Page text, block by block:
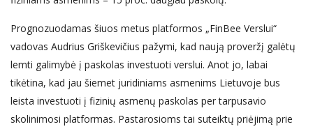
Prognozuodamas šiuos metus platformos „FinBee Verslui“
vadovas Audrius Griškevičius pažymi, kad naują proveržį galėtų
lemti galimybė į paskolas investuoti verslui. Anot jo, labai
tikėtina, kad jau šiemet juridiniams asmenims Lietuvoje bus
leista investuoti į fizinių asmenų paskolas per tarpusavio
skolinimosi platformas. Pastarosioms tai suteiktų priėjimą prie